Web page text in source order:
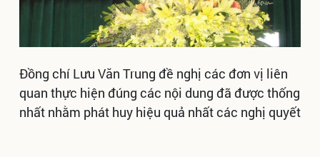
Đồng chí Lưu Văn Trung đề nghị các đơn vị liên
quan thực hiện đúng các nội dung đã được thống
nhất nhằm phát huy hiệu quả nhất các nghị quyết